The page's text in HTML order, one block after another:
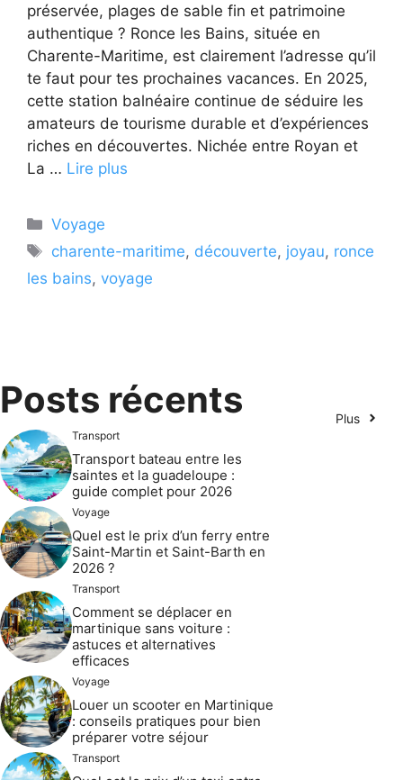
préservée, plages de sable fin et patrimoine
authentique ? Ronce les Bains, située en
Charente-Maritime, est clairement l’adresse qu’il
te faut pour tes prochaines vacances. En 2025,
cette station balnéaire continue de séduire les
amateurs de tourisme durable et d’expériences
riches en découvertes. Nichée entre Royan et
La … Lire plus
Catégories
Voyage
Étiquettes
charente-maritime, découverte, joyau, ronce
les bains, voyage
Posts récents Plus
Transport
Transport bateau entre les
saintes et la guadeloupe :
guide complet pour 2026
Voyage
Quel est le prix d’un ferry entre
Saint-Martin et Saint-Barth en
2026 ?
Transport
Comment se déplacer en
martinique sans voiture :
astuces et alternatives
efficaces
Voyage
Louer un scooter en Martinique
: conseils pratiques pour bien
préparer votre séjour
Transport